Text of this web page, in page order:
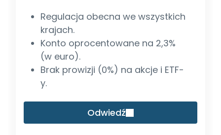
Regulacja obecna we wszystkich
krajach.
Konto oprocentowane na 2,3%
(w euro).
Brak prowizji (0%) na akcje i ETF-
y.
Odwiedź